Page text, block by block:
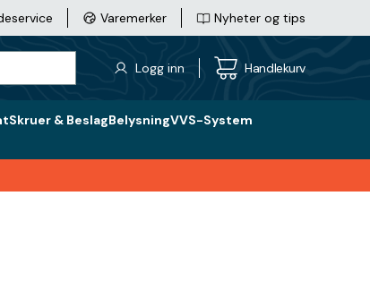
Varemerker Nyheter og tips
Logg inn Handlekurv
Skruer & BeslagBelysningVVS-System